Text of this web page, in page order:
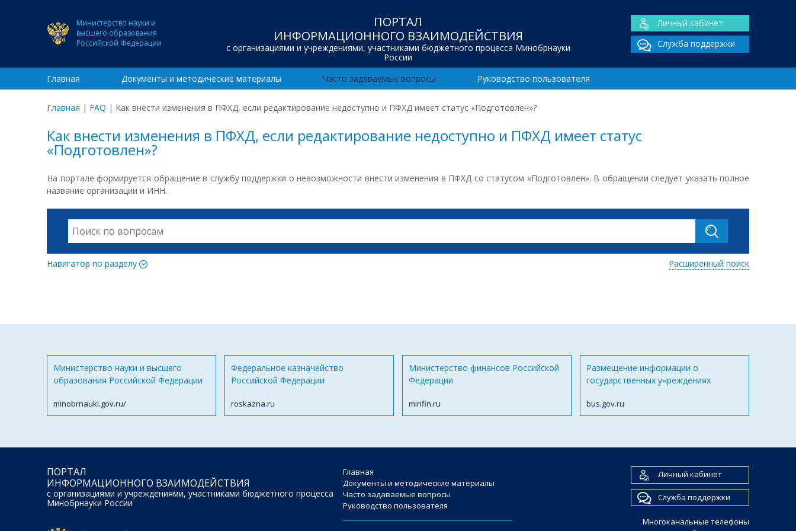
Министерство науки и
высшего образования
Российской Федерации
ПОРТАЛ
ИНФОРМАЦИОННОГО ВЗАИМОДЕЙСТВИЯ
с организациями и учреждениями, участниками бюджетного процесса Минобрнауки
России
Личный кабинет
Служба поддержки
Главная Документы и методические материалы Часто задаваемые вопросы Руководство пользователя
Главная | FAQ | Как внести изменения в ПФХД, если редактирование недоступно и ПФХД имеет статус «Подготовлен»?
Как внести изменения в ПФХД, если редактирование недоступно и ПФХД имеет статус
«Подготовлен»?
На портале формируется обращение в службу поддержки о невозможности внести изменения в ПФХД со статусом «Подготовлен». В обращении следует указать полное
название организации и ИНН.
Навигатор по разделу Расширенный поиск
Министерство науки и высшего
образования Российской Федерации
minobrnauki.gov.ru/
Федеральное казначейство
Российской Федерации
roskazna.ru
Министерство финансов Российской
Федерации
minfin.ru
Размещение информации о
государственных учреждениях
bus.gov.ru
ПОРТАЛ
ИНФОРМАЦИОННОГО ВЗАИМОДЕЙСТВИЯ
с организациями и учреждениями, участниками бюджетного процесса
Минобрнауки России
Главная
Документы и методические материалы
Часто задаваемые вопросы
Руководство пользователя
Личный кабинет
Служба поддержки
Многоканальные телефоны